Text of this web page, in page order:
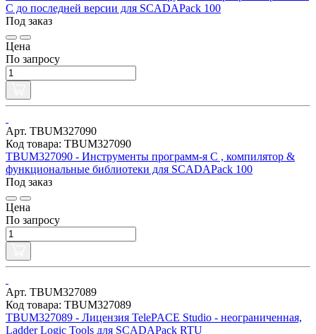
C до последней версии для SCADAPack 100
Под заказ
Цена
По запросу
Арт. TBUM327090
Код товара: TBUM327090
TBUM327090 - Инструменты программ-я C , компилятор &
функциональные библиотеки для SCADAPack 100
Под заказ
Цена
По запросу
Арт. TBUM327089
Код товара: TBUM327089
TBUM327089 - Лицензия TelePACE Studio - неограниченная,
Ladder Logic Tools для SCADAPack RTU